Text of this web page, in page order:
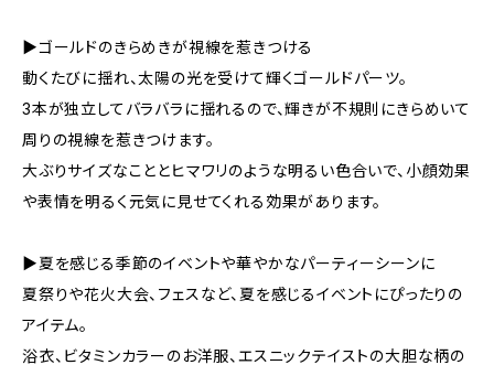
▶ゴールドのきらめきが視線を惹きつける
動くたびに揺れ、太陽の光を受けて輝くゴールドパーツ。
3本が独立してバラバラに揺れるので、輝きが不規則にきらめいて
周りの視線を惹きつけます。
大ぶりサイズなこととヒマワリのような明るい色合いで、小顔効果
や表情を明るく元気に見せてくれる効果があります。
▶夏を感じる季節のイベントや華やかなパーティーシーンに
夏祭りや花火大会、フェスなど、夏を感じるイベントにぴったりの
アイテム。
浴衣、ビタミンカラーのお洋服、エスニックテイストの大胆な柄の